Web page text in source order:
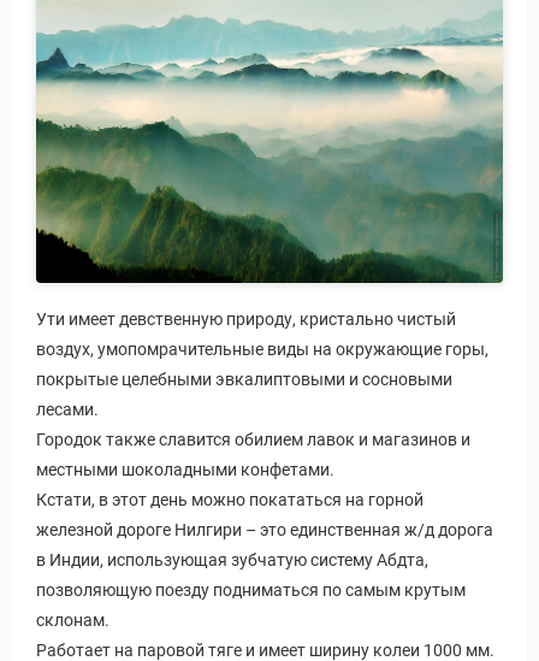
Ути имеет девственную природу, кристально чистый
воздух, умопомрачительные виды на окружающие горы,
покрытые целебными эвкалиптовыми и сосновыми
лесами.
Городок также славится обилием лавок и магазинов и
местными шоколадными конфетами.
Кстати, в этот день можно покататься на горной
железной дороге Нилгири – это единственная ж/д дорога
в Индии, использующая зубчатую систему Абдта,
позволяющую поезду подниматься по самым крутым
склонам.
Работает на паровой тяге и имеет ширину колеи 1000 мм.